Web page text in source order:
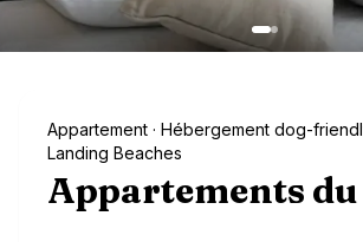
Appartement · Hébergement dog-
Landing Beaches
Appartements